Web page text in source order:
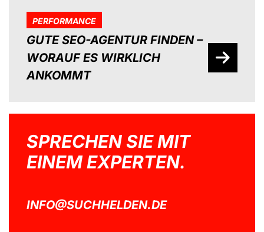
PERFORMANCE
GUTE SEO-AGENTUR FINDEN –
WORAUF ES WIRKLICH
ANKOMMT
SPRECHEN SIE MIT
EINEM EXPERTEN.
INFO@SUCHHELDEN.DE